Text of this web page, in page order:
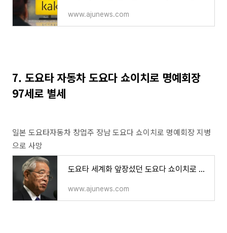
www.ajunews.com
7. 도요타 자동차 도요다 쇼이치로 명예회장
97세로 별세
일본 도요타자동차 창업주 장남 도요다 쇼이치로 명예회장 지병
으로 사망
도요타 세계화 앞장섰던 도요다 쇼이치로 명예회장 97세로 별세 | 아주경제
www.ajunews.com